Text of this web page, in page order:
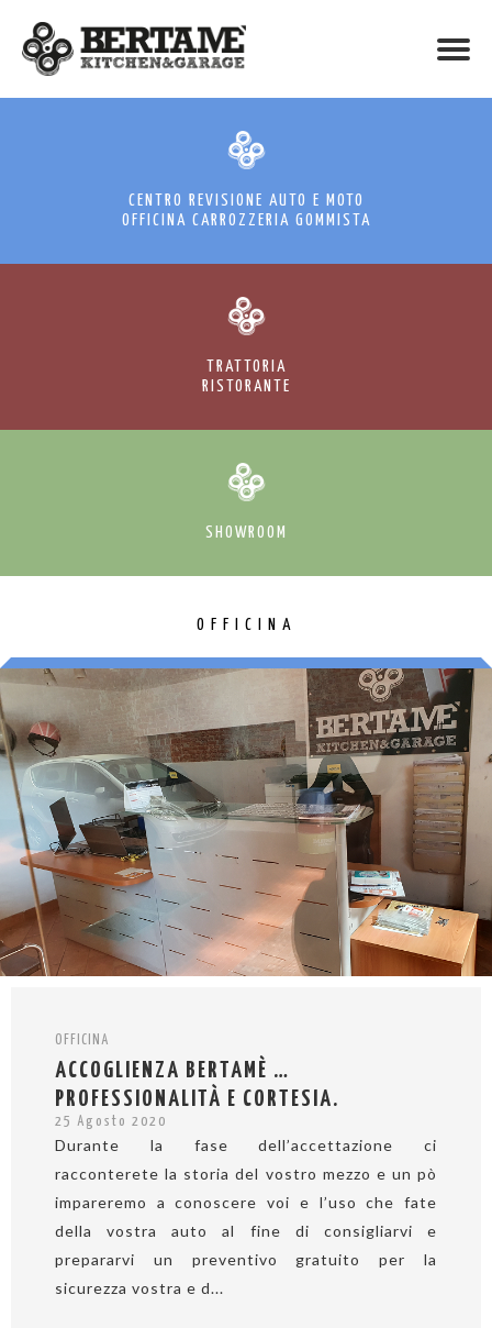
CENTRO REVISIONE AUTO E MOTO
OFFICINA CARROZZERIA GOMMISTA
TRATTORIA
RISTORANTE
SHOWROOM
OFFICINA
OFFICINA
ACCOGLIENZA BERTAMÈ …
PROFESSIONALITÀ E CORTESIA.
25 Agosto 2020
Durante la fase dell’accettazione ci
racconterete la storia del vostro mezzo e un pò
impareremo a conoscere voi e l’uso che fate
della vostra auto al fine di consigliarvi e
prepararvi un preventivo gratuito per la
sicurezza vostra e d...